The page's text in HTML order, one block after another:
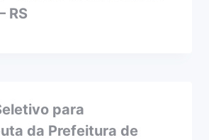
RS
para
da Prefeitura de